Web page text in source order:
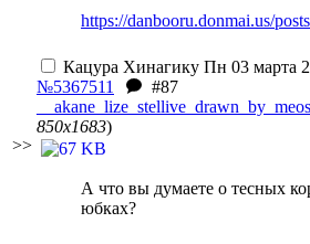
https://danbooru.donmai.us/
>>
Кацура Хинагику Пн 03 марта
№5367511
#87
850x1683)
А что вы думаете о тесных
юбках?